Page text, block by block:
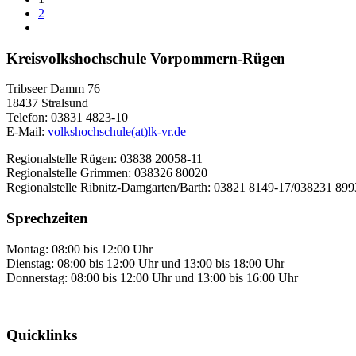
2
Kreisvolkshochschule Vorpommern-Rügen
Tribseer Damm 76
18437 Stralsund
Telefon: 03831 4823-10
E-Mail: volkshochschule(at)lk-vr.de
Regionalstelle Rügen: 03838 20058-11
Regionalstelle Grimmen: 038326 80020
Regionalstelle Ribnitz-Damgarten/Barth: 03821 8149-17/038231
Sprechzeiten
Montag: 08:00 bis 12:00 Uhr
Dienstag: 08:00 bis 12:00 Uhr und 13:00 bis 18:00 Uhr
Donnerstag: 08:00 bis 12:00 Uhr und 13:00 bis 16:00 Uhr
Quicklinks